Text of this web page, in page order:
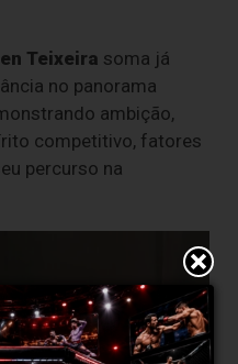
Teixeira soma já
no panorama
ambição,
competitivo, fatores
percurso na